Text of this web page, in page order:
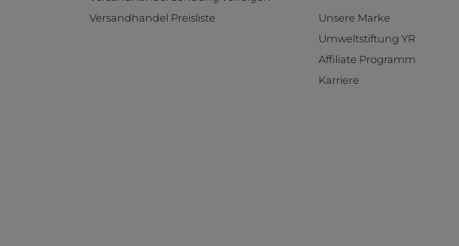
Versandhandel Preisliste
Unsere Marke
Umweltstiftung YR
Affiliate Programm
Karriere